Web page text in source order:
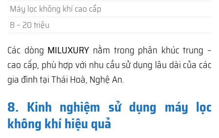
Máy lọc không khí cao cấp
8 – 20 triệu
Các dòng MILUXURY nằm trong phân khúc trung –
cao cấp, phù hợp với nhu cầu sử dụng lâu dài của các
gia đình tại Thái Hoà, Nghệ An.
8. Kinh nghiệm sử dụng máy lọc
không khí hiệu quả